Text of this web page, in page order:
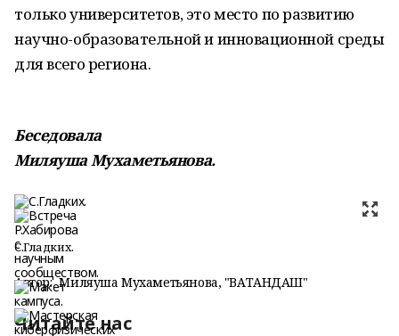
только университетов, это место по развитию
научно-образовательной и инновационной среды
для всего региона.
Беседовала
Миляуша Мухаметьянова.
С.Гладких.
Автор: Миляуша Мухаметьянова, "ВАТАНДАШ"
Читайте нас